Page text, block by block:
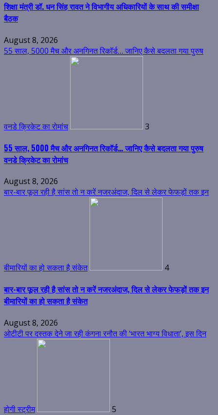
शिक्षा मंत्री डॉ. धन सिंह रावत ने विभागीय अधिकारियों के साथ की समीक्षा
बैठक
August 8, 2026
55 साल, 5000 मैच और अनगिनत रिकॉर्ड… जानिए कैसे बदलता गया पुरुष
वनडे क्रिकेट का रोमांच 3
55 साल, 5000 मैच और अनगिनत रिकॉर्ड… जानिए कैसे बदलता गया पुरुष
वनडे क्रिकेट का रोमांच
August 8, 2026
बार-बार फूल रही है सांस तो न करें नजरअंदाज, दिल से लेकर फेफड़ों तक इन
बीमारियों का हो सकता है संकेत 4
बार-बार फूल रही है सांस तो न करें नजरअंदाज, दिल से लेकर फेफड़ों तक इन
बीमारियों का हो सकता है संकेत
August 8, 2026
ओटीटी पर दस्तक देने जा रही कंगना रनौत की ‘भारत भाग्य विधाता’, इस दिन
होगी स्ट्रीम 5